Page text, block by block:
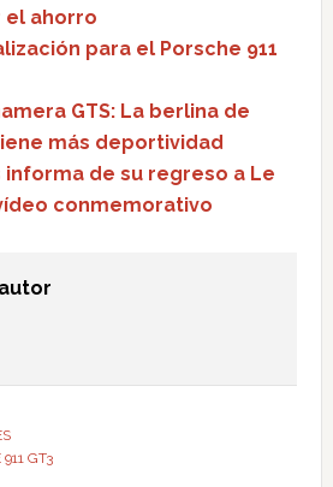
el ahorro
para el Porsche 911
GTS: La berlina de
más deportividad
informa de su regreso a Le
conmemorativo
911 GT3